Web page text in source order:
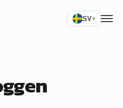
SV▾